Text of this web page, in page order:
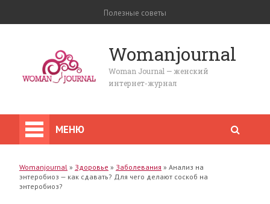
Полезные советы
Womanjournal
Woman Journal — женский
интернет-журнал
МЕНЮ
Womanjournal » Здоровье » Заболевания » Анализ на
энтеробиоз — как сдавать? Для чего делают соскоб на
энтеробиоз?